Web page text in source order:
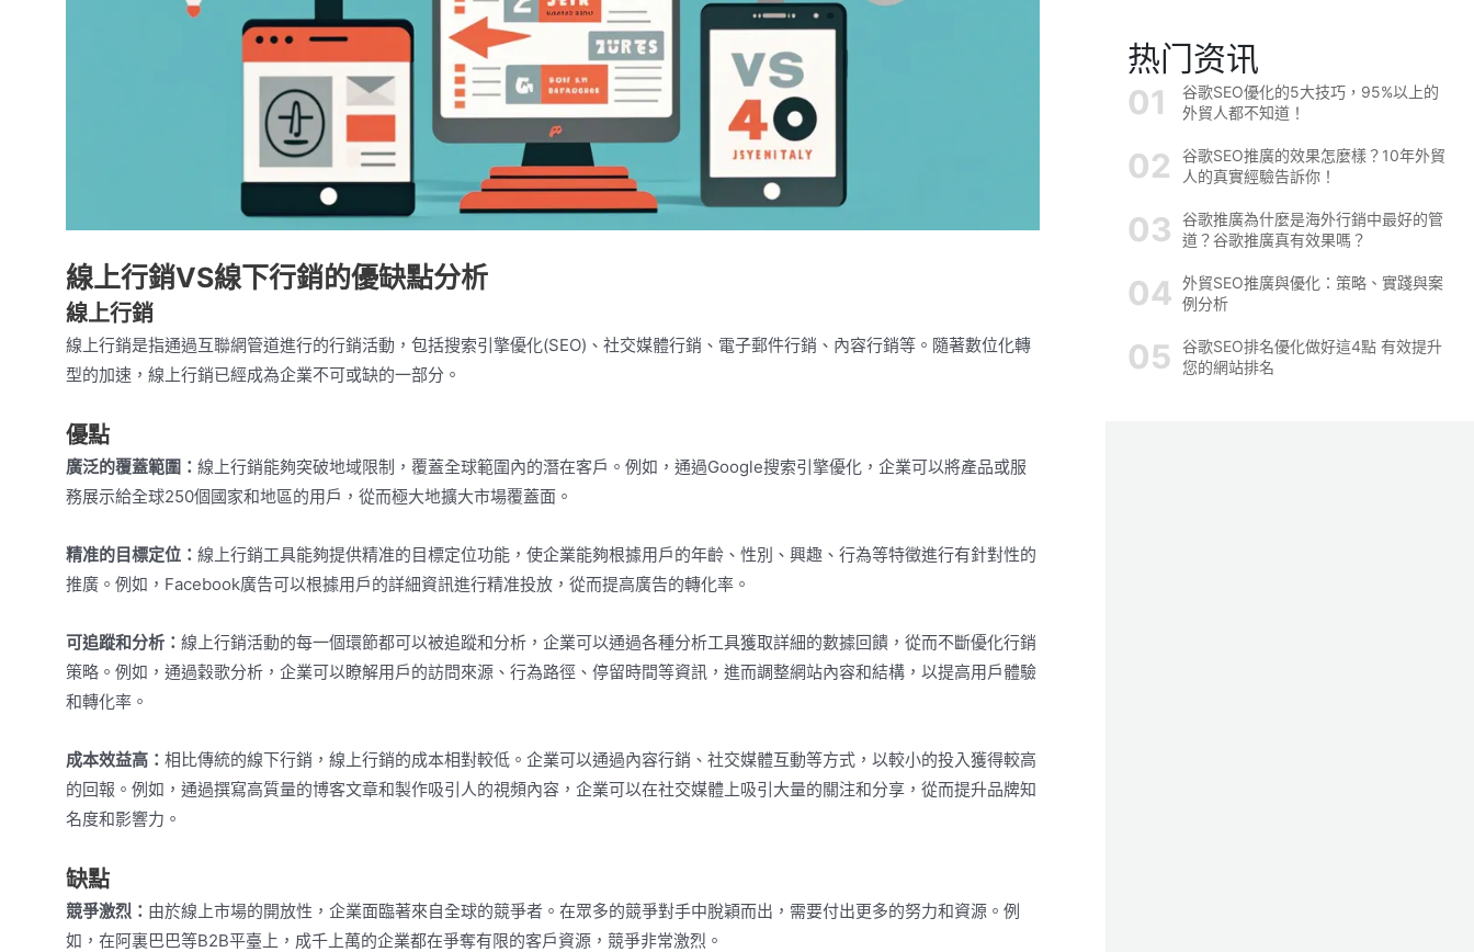
線上行銷VS線下行銷的優缺點分析
線上行銷
線上行銷是指通過互聯網管道進行的行銷活動，包括搜索引擎優化(SEO)、社交媒體行銷、電子郵件行銷、內容行銷等。隨著數位化轉
型的加速，線上行銷已經成為企業不可或缺的一部分。
優點
廣泛的覆蓋範圍： 線上行銷能夠突破地域限制，覆蓋全球範圍內的潛在客戶。例如，通過Google搜索引擎優化，企業可以將產品或服
務展示給全球250個國家和地區的用戶，從而極大地擴大市場覆蓋面。
精准的目標定位： 線上行銷工具能夠提供精准的目標定位功能，使企業能夠根據用戶的年齡、性別、興趣、行為等特徵進行有針對性的
推廣。例如，Facebook廣告可以根據用戶的詳細資訊進行精准投放，從而提高廣告的轉化率。
可追蹤和分析： 線上行銷活動的每一個環節都可以被追蹤和分析，企業可以通過各種分析工具獲取詳細的數據回饋，從而不斷優化行銷
策略。例如，通過穀歌分析，企業可以瞭解用戶的訪問來源、行為路徑、停留時間等資訊，進而調整網站內容和結構，以提高用戶體驗
和轉化率。
成本效益高： 相比傳統的線下行銷，線上行銷的成本相對較低。企業可以通過內容行銷、社交媒體互動等方式，以較小的投入獲得較高
的回報。例如，通過撰寫高質量的博客文章和製作吸引人的視頻內容，企業可以在社交媒體上吸引大量的關注和分享，從而提升品牌知
名度和影響力。
缺點
競爭激烈： 由於線上市場的開放性，企業面臨著來自全球的競爭者。在眾多的競爭對手中脫穎而出，需要付出更多的努力和資源。例
如，在阿裏巴巴等B2B平臺上，成千上萬的企業都在爭奪有限的客戶資源，競爭非常激烈。
热门资讯
谷歌SEO優化的5大技巧，95%以上的
外貿人都不知道！
谷歌SEO推廣的效果怎麼樣？10年外貿
人的真實經驗告訴你！
谷歌推廣為什麼是海外行銷中最好的管
道？谷歌推廣真有效果嗎？
外貿SEO推廣與優化：策略、實踐與案
例分析
谷歌SEO排名優化做好這4點 有效提升
您的網站排名